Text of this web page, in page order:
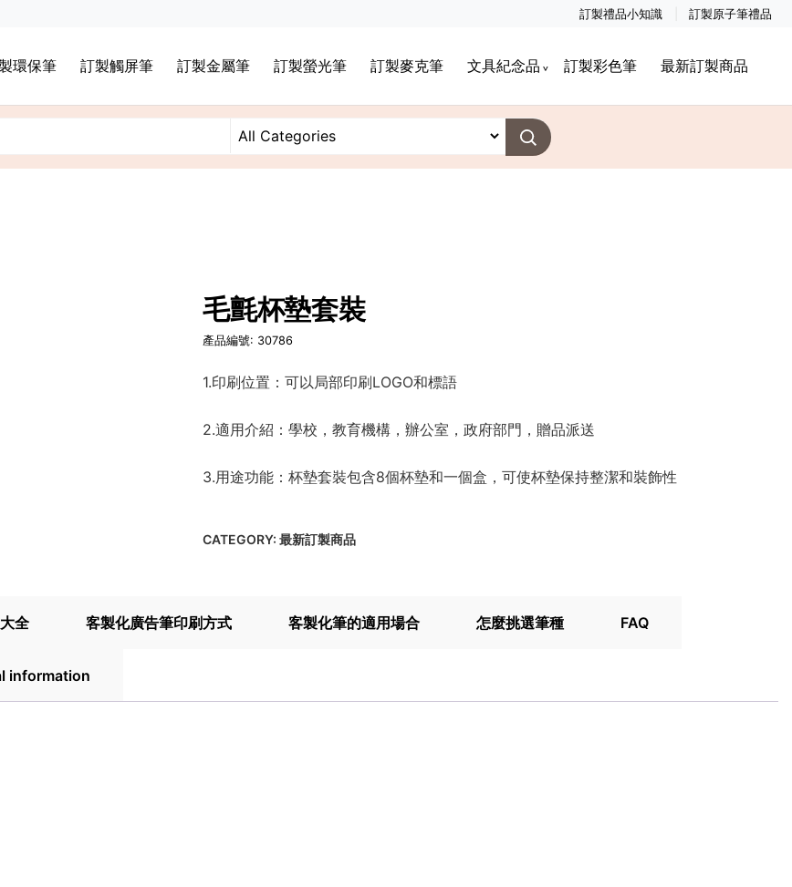
訂製禮品小知識 訂製原子筆禮品
環保筆 訂製觸屏筆 訂製金屬筆 訂製螢光筆 訂製麥克筆 文具紀念品 訂製彩色筆 最新訂製商品
毛氈杯墊套裝
產品編號: 30786
1.印刷位置：可以局部印刷LOGO和標語
2.適用介紹：學校，教育機構，辦公室，政府部門，贈品派送
3.用途功能：杯墊套裝包含8個杯墊和一個盒，可使杯墊保持整潔和裝飾性
CATEGORY:最新訂製商品
全 客製化廣告筆印刷方式 客製化筆的適用場合 怎麼挑選筆種 FAQ
information